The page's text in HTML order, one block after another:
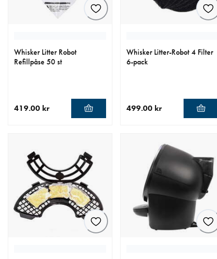
Whisker Litter Robot
Refillpåse 50 st
419.00 kr
Whisker Litter-Robot 4 Filter
6-pack
499.00 kr